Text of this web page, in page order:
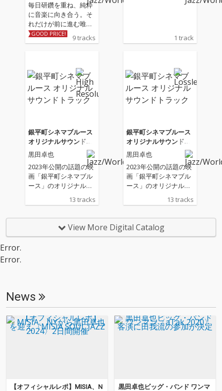
毎日研鑽を重ね、純粋
に音楽に向き合う。そ
れだけが前に進む唯一
の方法。トラック・メ
イキングとスタジオ・
音楽メディア『Pitchfo
rk』で高評価された前
作『フライ・ムーン・
ダイ・スーン』(2020
ク・メイキングとスタ
ジオでの有機的なセッ
ションの究極の融合を
目指したアルバム。緻
密に構成された曲の展
開やアレンジの中で、
多大な信頼を寄せる参
ニックな演奏が絶妙に
重きを置きつつ、グル
GOOD PRICE! 9 tracks 1 track
銀平町シネマブルース
オリジナルサウンドト
ラック
黒田卓也
2023年公開の話題の映
画「銀平町シネマブル
ース」のオリジナルサ
ンドトラックが登場。
全編の作曲・編曲を黒
的JAZZの世界と映画の
世界と両方を楽しめる
13 tracks
銀平町シネマブルース
オリジナルサウンドト
ラック
黒田卓也
2023年公開の話題の映
画「銀平町シネマブル
ース」のオリジナルサ
ンドトラックが登場。
全編の作曲・編曲を黒
的JAZZの世界と映画の
世界と両方を楽しめる
13 tracks
View More Digital Catalog
Error.
Error.
News
【オフィシャルレポ】MISIA、N
黒田卓也ビッグ・バンド ワンマ